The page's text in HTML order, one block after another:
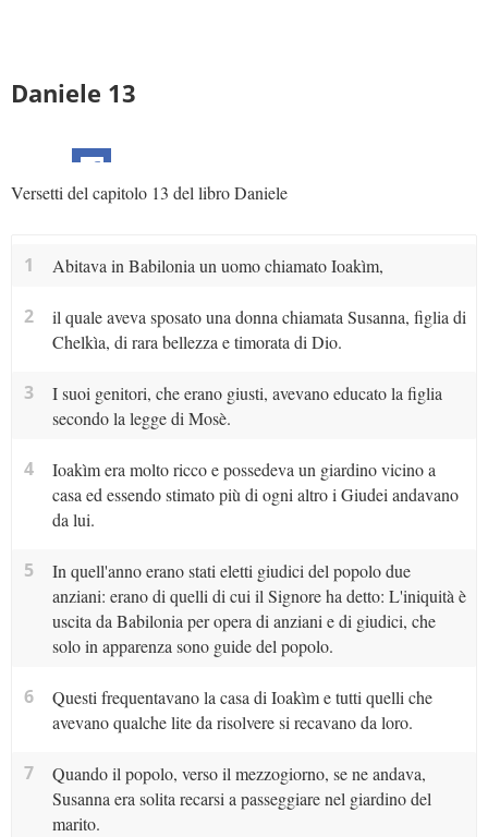
Daniele 13
Versetti del capitolo 13 del libro Daniele
1 Abitava in Babilonia un uomo chiamato Ioakìm,
2
il quale aveva sposato una donna chiamata Susanna, figlia di
Chelkìa, di rara bellezza e timorata di Dio.
3
I suoi genitori, che erano giusti, avevano educato la figlia
secondo la legge di Mosè.
4
Ioakìm era molto ricco e possedeva un giardino vicino a
casa ed essendo stimato più di ogni altro i Giudei andavano
da lui.
5
In quell'anno erano stati eletti giudici del popolo due
anziani: erano di quelli di cui il Signore ha detto: L'iniquità è
uscita da Babilonia per opera di anziani e di giudici, che
solo in apparenza sono guide del popolo.
6
Questi frequentavano la casa di Ioakìm e tutti quelli che
avevano qualche lite da risolvere si recavano da loro.
7
Quando il popolo, verso il mezzogiorno, se ne andava,
Susanna era solita recarsi a passeggiare nel giardino del
marito.